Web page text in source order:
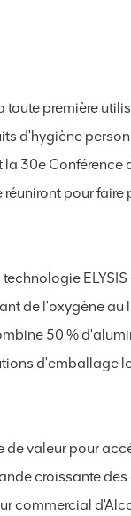
première
d'hygiène
30e Conférence
pour faire
de l'oxygène au
50 %
d'emballage
valeur pour
croissante
commercial